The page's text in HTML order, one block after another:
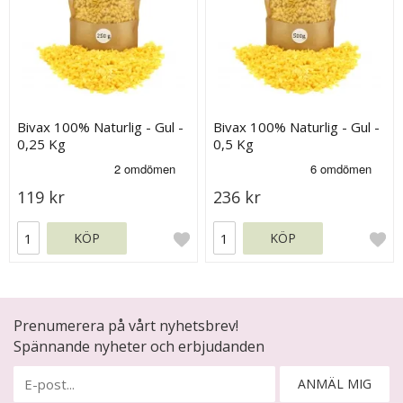
Bivax 100% Naturlig - Gul -
0,25 Kg
119 kr
KÖP
Bivax 100% Naturlig - Gul -
0,5 Kg
236 kr
KÖP
Prenumerera på vårt nyhetsbrev!
Spännande nyheter och erbjudanden
ANMÄL MIG